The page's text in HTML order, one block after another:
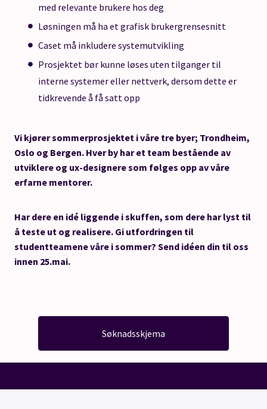
med relevante brukere hos deg
Løsningen må ha et grafisk brukergrensesnitt
Caset må inkludere systemutvikling
Prosjektet bør kunne løses uten tilganger til
interne systemer eller nettverk, dersom dette er
tidkrevende å få satt opp
Vi kjører sommerprosjektet i våre tre byer; Trondheim,
Oslo og Bergen. Hver by har et team bestående av
utviklere og ux-designere som følges opp av våre
erfarne mentorer.
Har dere en idé liggende i skuffen, som dere har lyst til
å teste ut og realisere. Gi utfordringen til
studentteamene våre i sommer? Send idéen din til oss
innen 25.mai.
Søknadsskjema